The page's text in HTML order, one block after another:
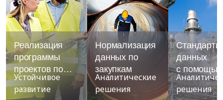
Реализация
программы
проектов по
автоматизации
ПБиОТ
Устойчивое
развитие
Нормализация
данных по
закупкам
Аналитические
решения
данных
с помощью
машинного
обучения
решения